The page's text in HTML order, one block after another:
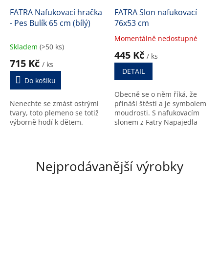
FATRA Nafukovací hračka
- Pes Bulík 65 cm (bílý)
Skladem (>50 ks)
715 Kč / ks
Do košíku
Nenechte se zmást ostrými
tvary, toto plemeno se totiž
výborně hodí k dětem.
FATRA Slon nafukovací
76x53 cm
Průměrné
produktu
5,0
5
hvězdiček.
Momentálně nedostupné
445 Kč / ks
DETAIL
Obecně se o něm říká, že
přináší štěstí a je symbolem
moudrosti. S nafukovacím
slonem z Fatry Napajedla
Nejprodávanější výrobky